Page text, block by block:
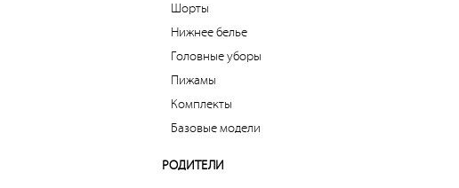
Шорты
Нижнее белье
Головные уборы
Пижамы
Комплекты
Базовые модели
РОДИТЕЛИ